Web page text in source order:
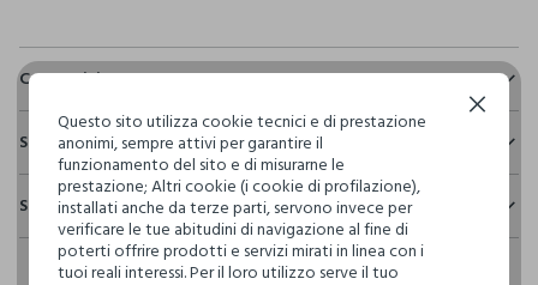
Composizione e cura
Composizione:
47% COTONE,42% VISCOSA,11% LINO
NON CANDEGGIARE
Sostenibilità e trasparenza
Sicurezza
Il 100% dei nostri articoli viene sottoposto a test chimico-
fisici, per verificarne il rispetto dei limiti che abbiamo
definito per l’uso di sostanze chimiche, talvolta anche più
restrittivi rispetto a quelli previsti dalla normativa
Spedizione e resi
Hai fino a 30 giorni dalla consegna del tuo ordine online per
cambiare idea e restituire i prodotti che hai acquistato.
Questo sito utilizza cookie tecnici e di prestazione
anonimi, sempre attivi per garantire il
funzionamento del sito e di misurarne le
prestazione; Altri cookie (i cookie di profilazione),
installati anche da terze parti, servono invece per
verificare le tue abitudini di navigazione al fine di
poterti offrire prodotti e servizi mirati in linea con i
tuoi reali interessi. Per il loro utilizzo serve il tuo
Continua senza accettare